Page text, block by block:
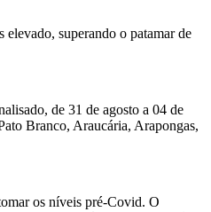
superando o patamar de
de 31 de agosto a 04 de
Branco, Araucária, Arapongas,
os níveis pré-Covid. O